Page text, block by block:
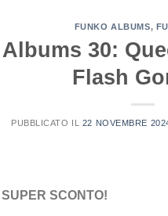
FUNKO ALBUMS,
30:
Flash
PUBBLICATO IL 22 NOVEMBRE
SCONTO!